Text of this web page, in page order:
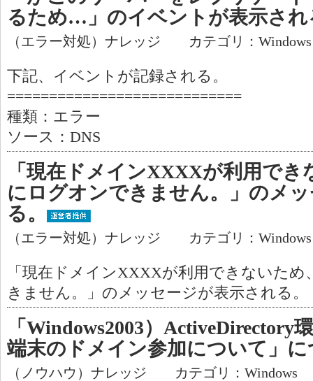
るため…」のイベントが表示され
（エラー対処）ナレッジ カテゴリ：
下記、イベントが記録される。
============================
種類：エラー
ソース：DNS
「現在ドメインXXXXが利用で
にログオンできません。」のメ
る。
（エラー対処）ナレッジ カテゴリ：
「現在ドメインXXXXが利用できないた
きません。」のメッセージが表示される。
「Windows2003）ActiveDirectory
端末のドメイン参加について」
（ノウハウ）ナレッジ カテゴリ：Windows